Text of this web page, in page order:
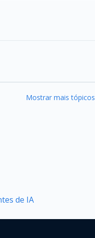
Mostrar mais tópicos
de IA